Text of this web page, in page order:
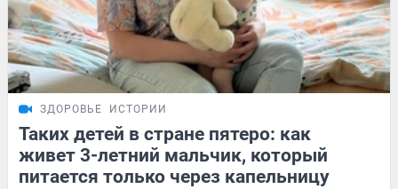
ЗДОРОВЬЕ ИСТОРИИ
Таких детей в стране пятеро: как
живет 3-летний мальчик, который
питается только через капельницу